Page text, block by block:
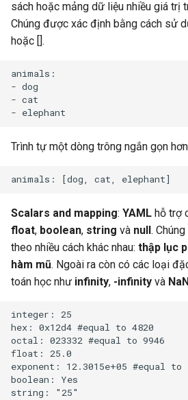
sách hoặc mảng dữ liệu nhiều giá trị
Chúng được xác định bằng cách sử
hoặc [].
animals:
- dog
- cat
Trình tự một dòng trông ngắn gọn
Scalars and mapping: YAML hỗ trợ
float, boolean, string và null.
theo nhiều cách khác nhau: thập lục
hàm mũ. Ngoài ra còn có các loại
toán học như infinity, -infinity và
integer: 25
hex: 0x12d4 #equal to 4820
octal: 023332 #equal to 9946
float: 25.0
exponent: 12.3015e+05 #equal to
boolean: Yes
string: "25"